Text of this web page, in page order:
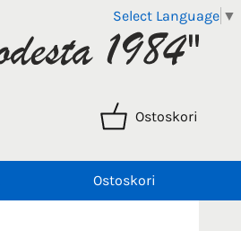
Select Language ▼
Ostoskori
Ostoskori